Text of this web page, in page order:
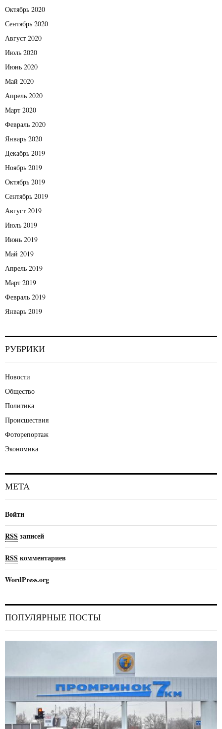
Октябрь 2020
Сентябрь 2020
Август 2020
Июль 2020
Июнь 2020
Май 2020
Апрель 2020
Март 2020
Февраль 2020
Январь 2020
Декабрь 2019
Ноябрь 2019
Октябрь 2019
Сентябрь 2019
Август 2019
Июль 2019
Июнь 2019
Май 2019
Апрель 2019
Март 2019
Февраль 2019
Январь 2019
РУБРИКИ
Новости
Общество
Политика
Происшествия
Фоторепортаж
Экономика
МЕТА
Войти
RSS записей
RSS комментариев
WordPress.org
ПОПУЛЯРНЫЕ ПОСТЫ